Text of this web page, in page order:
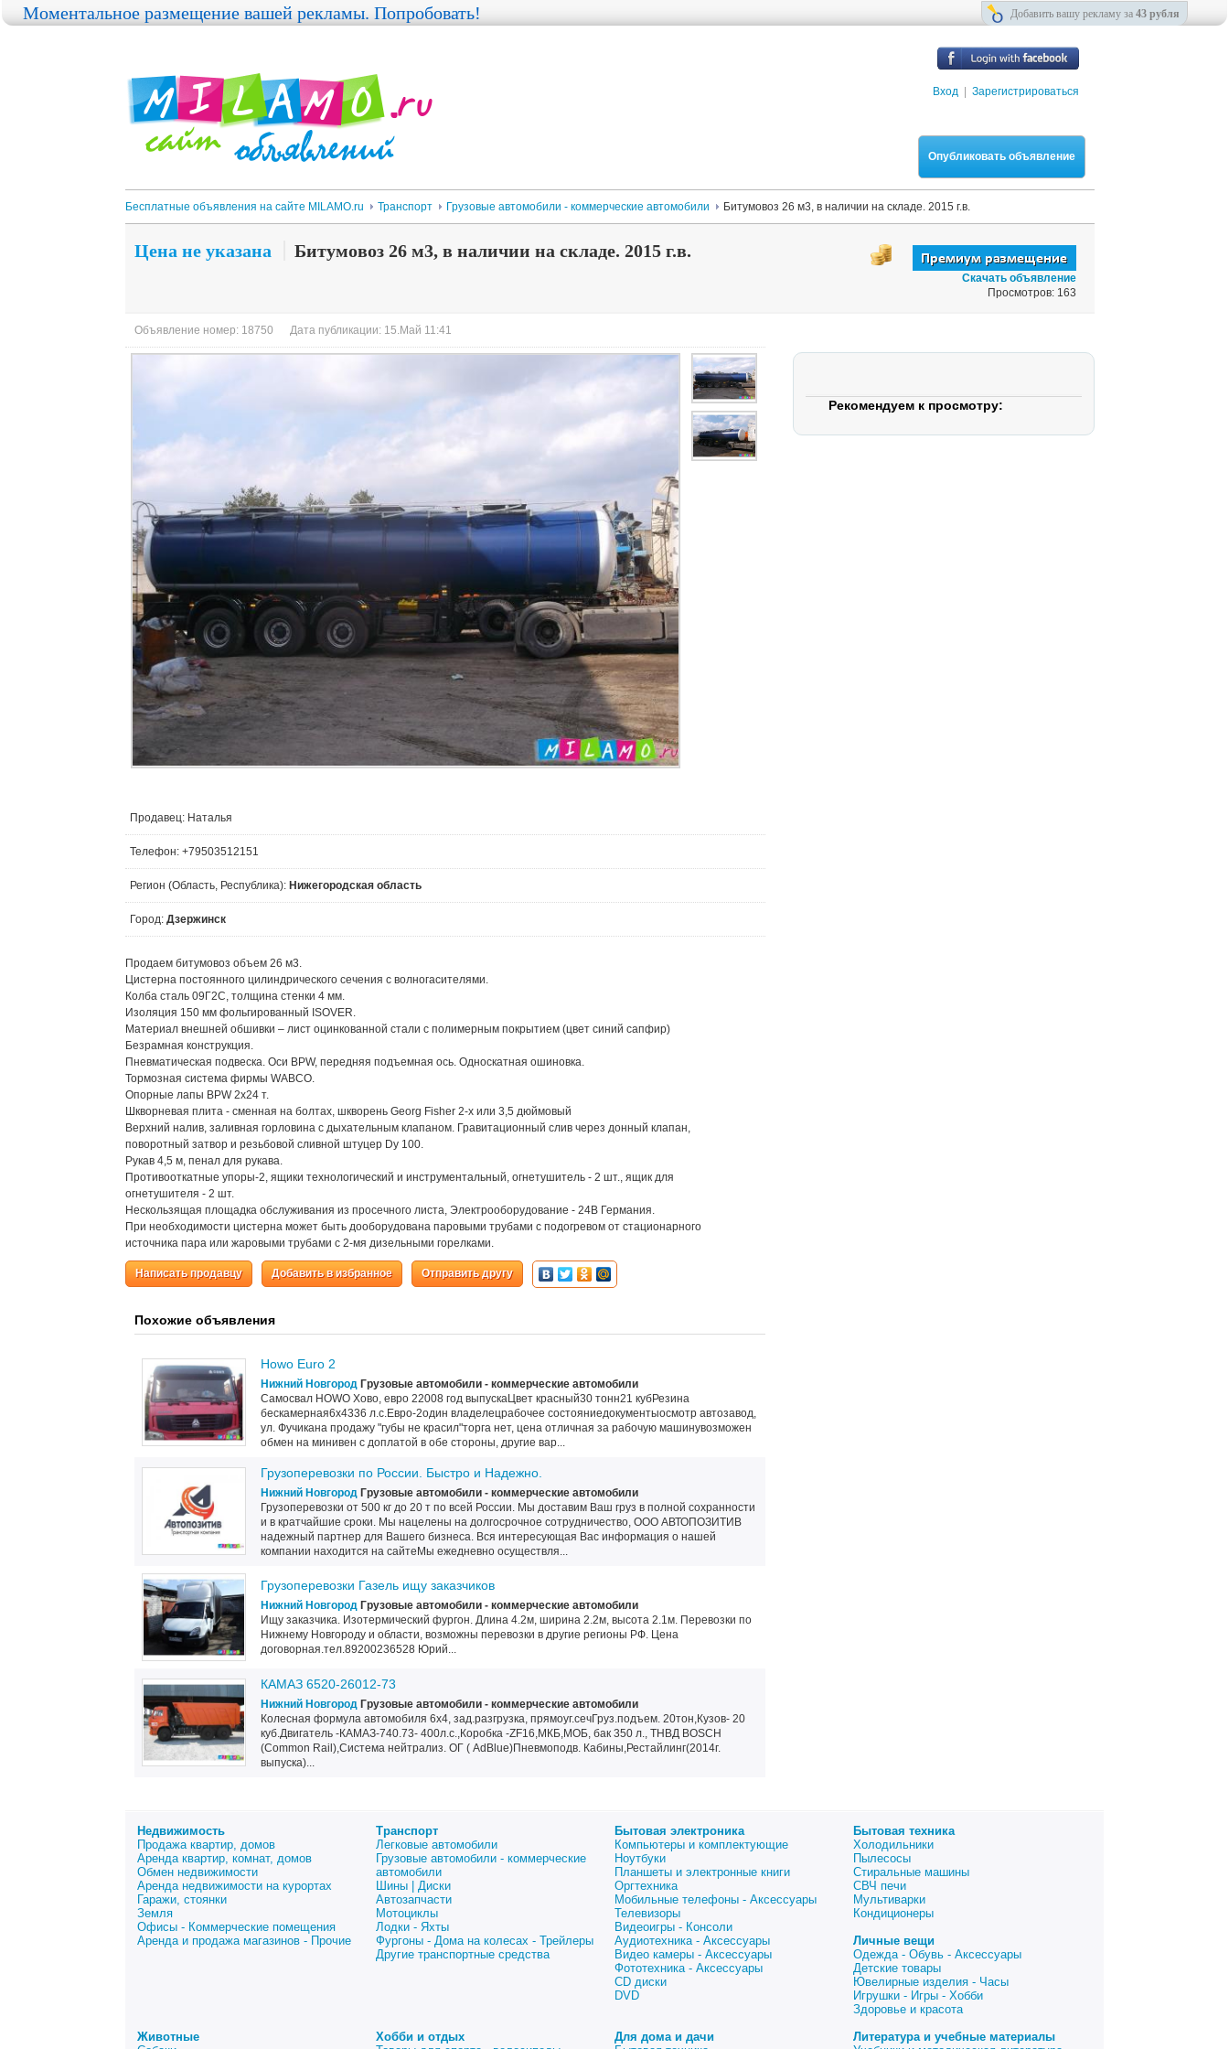
Вход Зарегистрироваться
Опубликовать объявление
Бесплатные объявления на сайте MILAMO.ru Транспорт Грузовые автомобили - коммерческие автомобили Битумовоз 26 м3, в наличии на складе. 2015 г.в.
Цена не указана Битумовоз 26 м3, в наличии на складе. 2015 г.в.
Скачать объявление
Просмотров: 163
Объявление номер: 18750 Дата публикации: 15.Май 11:41
Продавец: Наталья
Телефон: +79503512151
Регион (Область, Республика): Нижегородская область
Город: Дзержинск
Продаем битумовоз объем 26 м3.
Цистерна постоянного цилиндрического сечения с волногасителями.
Колба сталь 09Г2С, толщина стенки 4 мм.
Изоляция 150 мм фольгированный ISOVER.
Материал внешней обшивки – лист оцинкованной стали с полимерным покрытием (цвет синий сапфир)
Безрамная конструкция.
Пневматическая подвеска. Оси BPW, передняя подъемная ось. Односкатная ошиновка.
Тормозная система фирмы WABCO.
Опорные лапы BPW 2х24 т.
Шкворневая плита - сменная на болтах, шкворень Georg Fisher 2-х или 3,5 дюймовый
Верхний налив, заливная горловина с дыхательным клапаном. Гравитационный слив через донный клапан,
поворотный затвор и резьбовой сливной штуцер Dу 100.
Рукав 4,5 м, пенал для рукава.
Противооткатные упоры-2, ящики технологический и инструментальный, огнетушитель - 2 шт., ящик для
огнетушителя - 2 шт.
Нескользящая площадка обслуживания из просечного листа, Электрооборудование - 24В Германия.
При необходимости цистерна может быть дооборудована паровыми трубами с подогревом от стационарного
источника пара или жаровыми трубами с 2-мя дизельными горелками.
Написать продавцу Добавить в избранное Отправить другу
Похожие объявления
Howo Euro 2
Нижний Новгород Грузовые автомобили - коммерческие автомобили
Самосвал HOWO Хово, евро 22008 год выпускаЦвет красный30 тонн21 кубРезина
бескамерная6х4336 л.с.Евро-2один владелецрабочее состояниедокументыосмотр автозавод,
ул. Фучикана продажу "губы не красил"торга нет, цена отличная за рабочую машинувозможен
обмен на минивен с доплатой в обе стороны, другие вар...
Грузоперевозки по России. Быстро и Надежно.
Нижний Новгород Грузовые автомобили - коммерческие автомобили
Грузоперевозки от 500 кг до 20 т по всей России. Мы доставим Ваш груз в полной сохранности
и в кратчайшие сроки. Мы нацелены на долгосрочное сотрудничество, ООО АВТОПОЗИТИВ
надежный партнер для Вашего бизнеса. Вся интересующая Вас информация о нашей
компании находится на сайтеМы ежедневно осуществля...
Грузоперевозки Газель ищу заказчиков
Нижний Новгород Грузовые автомобили - коммерческие автомобили
Ищу заказчика. Изотермический фургон. Длина 4.2м, ширина 2.2м, высота 2.1м. Перевозки по
Нижнему Новгороду и области, возможны перевозки в другие регионы РФ. Цена
договорная.тел.89200236528 Юрий...
КАМАЗ 6520-26012-73
Нижний Новгород Грузовые автомобили - коммерческие автомобили
Колесная формула автомобиля 6х4, зад.разгрузка, прямоуг.сечГруз.подъем. 20тон,Кузов- 20
куб.Двигатель -КАМАЗ-740.73- 400л.с.,Коробка -ZF16,МКБ,МОБ, бак 350 л., ТНВД BOSCH
(Common Rail),Система нейтрализ. ОГ ( AdBlue)Пневмоподв. Кабины,Рестайлинг(2014г.
выпуска)...
Моментальное размещение вашей рекламы. Попробовать! Добавить вашу рекламу за 43 рубля
Рекомендуем к просмотру:
Недвижимость
Продажа квартир, домов
Аренда квартир, комнат, домов
Обмен недвижимости
Аренда недвижимости на курортах
Гаражи, стоянки
Земля
Офисы - Коммерческие помещения
Аренда и продажа магазинов - Прочие
Транспорт
Легковые автомобили
Грузовые автомобили - коммерческие
автомобили
Шины | Диски
Автозапчасти
Мотоциклы
Лодки - Яхты
Фургоны - Дома на колесах - Трейлеры
Другие транспортные средства
Бытовая электроника
Компьютеры и комплектующие
Ноутбуки
Планшеты и электронные книги
Оргтехника
Мобильные телефоны - Аксессуары
Телевизоры
Видеоигры - Консоли
Аудиотехника - Аксессуары
Видео камеры - Аксессуары
Фототехника - Аксессуары
CD диски
DVD
Бытовая техника
Холодильники
Пылесосы
Стиральные машины
СВЧ печи
Мультиварки
Кондиционеры
Личные вещи
Одежда - Обувь - Аксессуары
Детские товары
Ювелирные изделия - Часы
Игрушки - Игры - Хобби
Здоровье и красота
Животные
Хобби и отдых
Для дома и дачи
Литература и учебные материалы